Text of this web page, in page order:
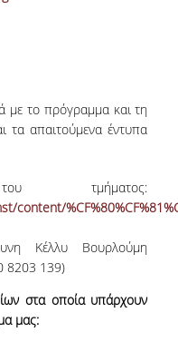
ΦΟΙΤΗΤΩΝ
με το πρόγραμμα και τη
τα απαιτούμενα έντυπα
Κέλλυ Βουρλούμη
8203 139)
στα οποία υπάρχουν
μας: